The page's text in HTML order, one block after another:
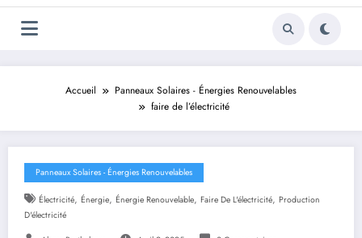
Accueil
Panneaux Solaires - Énergies Renouvelables
faire de l’électricité
Panneaux Solaires - Énergies Renouvelables
Électricité, Énergie, Énergie Renouvelable, Faire De L'électricité, Production
D'électricité